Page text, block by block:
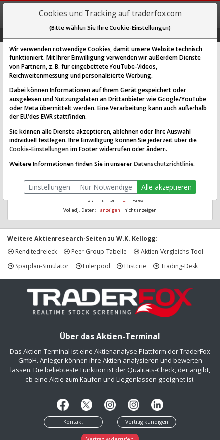
REGIS-
TRIEREN
W.K. Kellogg Co.
[KLG | WKN A3ES80 | ISIN US92942W1071]
Aus 1.000
wurden seit 2023
2.385,37
Ø Performance
letzte 2 Jahre
56,01 %
1T 3M 1J 3J 10J
Alles
Volladj. Daten:
anzeigen nicht anzeigen
Weitere Aktienresearch-Seiten zu W.K. Kellogg:
Renditedreieck
Peer-Group-Tabelle
Aktien-Vergleichs-Tool
Sparplan-Simulator
Eulerpool Historie Trading-Desk
Über das Aktien-Terminal
Das Aktien-Terminal ist eine Aktienanalyse-Plattform der TraderFox
GmbH. Anleger können ihre Aktien analysieren und bewerten
lassen. Die beliebteste Funktion ist der Qualitäts-Check, der angibt,
ob eine Aktie zum Kaufen und Liegenlassen geeignet ist.
Kontakt Vertrag kündigen
Cookies und Tracking auf traderfox.com
(Bitte wählen Sie Ihre Cookie-Einstellungen)
Wir verwenden notwendige Cookies, damit unsere Website technisch
funktioniert. Mit Ihrer Einwilligung verwenden wir außerdem Dienste
von Partnern, z. B. für eingebettete YouTube-Videos,
Reichweitenmessung und personalisierte Werbung.
Dabei können Informationen auf Ihrem Gerät gespeichert oder
ausgelesen und Nutzungsdaten an Drittanbieter wie Google/YouTube
oder Meta übermittelt werden. Eine Verarbeitung kann auch außerhalb
der EU/des EWR stattfinden.
Sie können alle Dienste akzeptieren, ablehnen oder Ihre Auswahl
individuell festlegen. Ihre Einwilligung können Sie jederzeit über die
Cookie-Einstellungen im Footer widerrufen oder ändern.
Weitere Informationen finden Sie in unsererDatenschutzrichtlinie.
Einstellungen Nur Notwendige Alle akzeptieren